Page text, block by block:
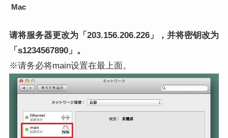
Mac
请将服务器更改为「203.156.206.226」，并将密钥改为
「s1234567890」。
※请务必将main设置在最上面。